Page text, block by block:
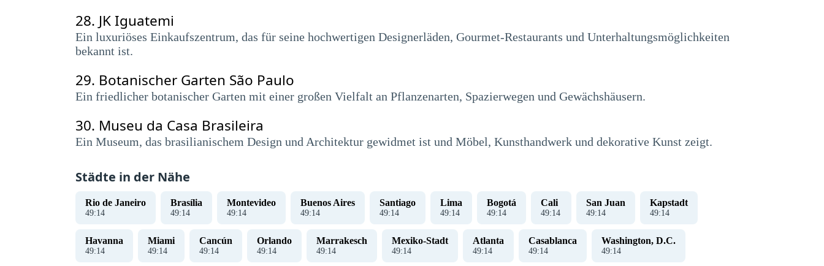
28. JK Iguatemi
Ein luxuriöses Einkaufszentrum, das für seine hochwertigen Designerläden, Gourmet-Restaurants und Unterhaltungsmöglichkeiten
bekannt ist.
29. Botanischer Garten São Paulo
Ein friedlicher botanischer Garten mit einer großen Vielfalt an Pflanzenarten, Spazierwegen und Gewächshäusern.
30. Museu da Casa Brasileira
Ein Museum, das brasilianischem Design und Architektur gewidmet ist und Möbel, Kunsthandwerk und dekorative Kunst zeigt.
Städte in der Nähe
Rio de Janeiro
49:15
Brasília
49:15
Montevideo
49:15
Buenos Aires
49:15
Santiago
49:15
Lima
49:15
Bogotá
49:15
Cali
49:15
San Juan
49:15
Kapstadt
49:15
Havanna
49:15
Miami
49:15
Cancún
49:15
Orlando
49:15
Marrakesch
49:15
Mexiko-Stadt
49:15
Atlanta
49:15
Casablanca
49:15
Washington, D.C.
49:15